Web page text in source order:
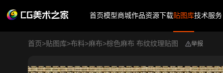
首页模型商城作品资源下载贴图库技术服务
首页>贴图库>布料>麻布>棕色麻布 布纹纹理贴图 举报